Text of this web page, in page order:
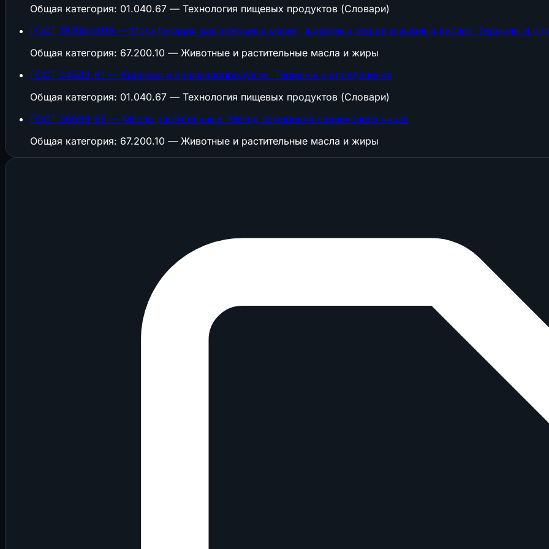
Общая категория: 01.040.67 — Технология пищевых продуктов (Словари)
ГОСТ 19708-2019 — Модификация растительных масел, животных жиров и жирных кислот. Термины и
Общая категория: 67.200.10 — Животные и растительные масла и жиры
ГОСТ 24583-81 — Крахмал и крахмалопродукты. Термины и определения
Общая категория: 01.040.67 — Технология пищевых продуктов (Словари)
ГОСТ 26593-85 — Масла растительные. Метод измерения перекисного числа
Общая категория: 67.200.10 — Животные и растительные масла и жиры